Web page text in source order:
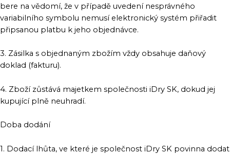
bere na vědomí, že v případě uvedení nesprávného
variabilního symbolu nemusí elektronický systém přiřadit
připsanou platbu k jeho objednávce.
3. Zásilka s objednaným zbožím vždy obsahuje daňový
doklad (fakturu).
4. Zboží zůstává majetkem společnosti iDry SK, dokud jej
kupující plně neuhradí.
Doba dodání
1. Dodací lhůta, ve které je společnost iDry SK povinna dodat